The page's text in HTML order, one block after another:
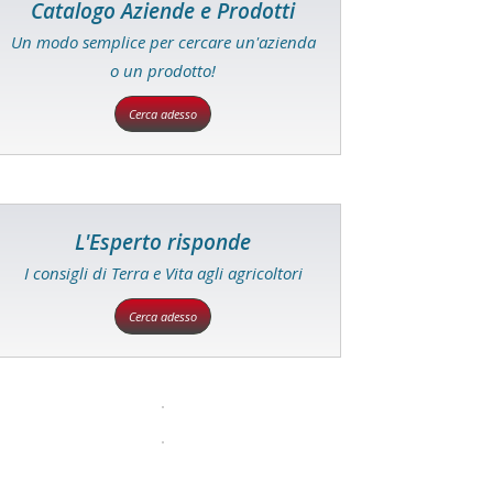
Catalogo Aziende e Prodotti
Un modo semplice per cercare un'azienda
o un prodotto!
Cerca adesso
L'Esperto risponde
I consigli di Terra e Vita agli agricoltori
Cerca adesso